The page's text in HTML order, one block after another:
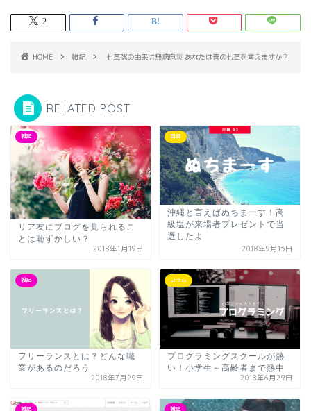
2
HOME 雑記 七草粥の由来は無病息災 あなたは春の七草を言えますか？
RELATED POST
雑記
リア友にブログを見られるこ
とは恥ずかしい？
2018年1月19日
日記
沖縄と言えばぬちまーす！高
級塩が来場者プレゼントで当
選したよ
2018年9月15日
雑記
フリーランスとは？どんな職
業があるのだろう
2018年7月29日
コラム
プログラミングスクールが熱
い！小学生～高齢者まで熱中
2018年6月29日
雑記 雑記